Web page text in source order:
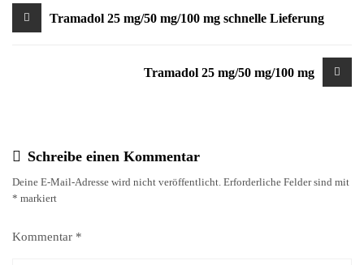
Beitragsnavigation
Tramadol 25 mg/50 mg/100 mg schnelle Lieferung
Tramadol 25 mg/50 mg/100 mg
Schreibe einen Kommentar
Deine E-Mail-Adresse wird nicht veröffentlicht. Erforderliche Felder sind mit
* markiert
Kommentar *